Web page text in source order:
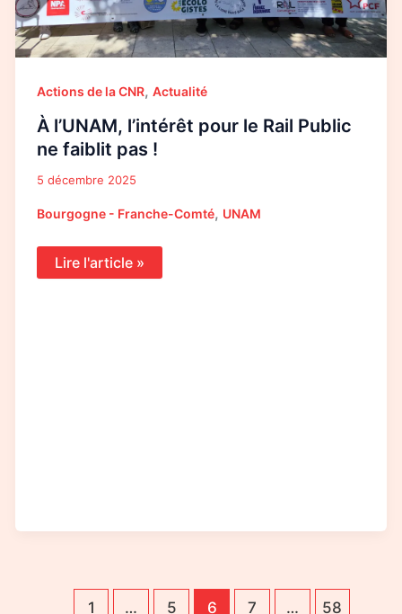
Actions de la CNR,Actualité
À l’UNAM, l’intérêt pour le Rail Public
ne faiblit pas !
5 décembre 2025
Bourgogne - Franche-Comté, UNAM
Lire l'article »
1 … 5 6 7 … 58